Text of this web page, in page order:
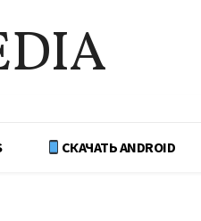
СКАЧАТЬ ANDROID